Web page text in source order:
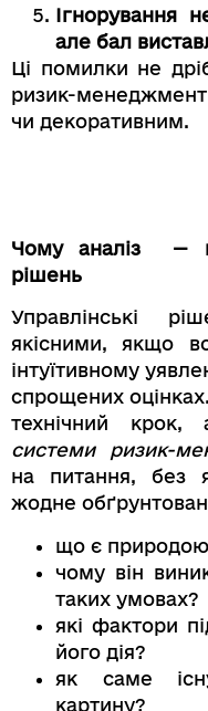
Ігнорування
але бал
Ці помилки не
ризик-
чи декоративним.
Чому аналіз —
рішень
Управлінські
якісними, якщо
інтуїтивному
спрощених
технічний
системи ризик-
на питання, без
жодне
що є природою
чому він
таких умовах?
які фактори
його дія?
як саме
картину?